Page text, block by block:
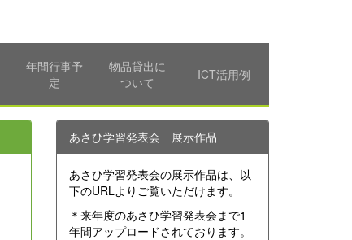
年間行事予
定
物品貸出に
ついて
ICT活用例
あさひ学習発表会 展示作品
あさひ学習発表会の展示作品は、以
下のURLよりご覧いただけます。
＊来年度のあさひ学習発表会まで1
年間アップロードされております。